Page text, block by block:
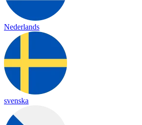
Nederlands
svenska